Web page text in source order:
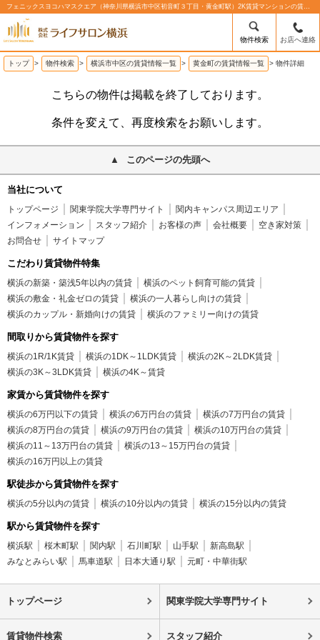
フェニックスヨコハマスクエア（神奈川県横浜市中区初音町３丁目・黄金町駅）2K賃貸マンションの賃貸物件情報%% | 株式会社ライフサロン横浜
物件検索 お店へ連絡
トップ > 物件検索 > 横浜市中区の賃貸情報一覧 > 黄金町の賃貸情報一覧 > 物件詳細
こちらの物件は掲載を終了しております。
条件を変えて、再度検索をお願いします。
このページの先頭へ
当社について
トップページ 関東学院大学専門サイト
関内キャンパス周辺エリア
インフォメーション
スタッフ紹介 お客様の声 会社概要
空き家対策
お問合せ
サイトマップ
こだわり賃貸物件特集
横浜の新築・築浅5年以内の賃貸
横浜のペット飼育可能の賃貸
横浜の敷金・礼金ゼロの賃貸
横浜の一人暮らし向けの賃貸
横浜のカップル・新婚向けの賃貸
横浜のファミリー向けの賃貸
間取りから賃貸物件を探す
横浜の1R/1K賃貸 横浜の1DK～1LDK賃貸
横浜の2K～2LDK賃貸
横浜の3K～3LDK賃貸
横浜の4K～賃貸
家賃から賃貸物件を探す
横浜の6万円以下の賃貸 横浜の6万円台の賃貸
横浜の7万円台の賃貸
横浜の8万円台の賃貸
横浜の9万円台の賃貸
横浜の10万円台の賃貸
横浜の11～13万円台の賃貸
横浜の13～15万円台の賃貸
横浜の16万円以上の賃貸
駅徒歩から賃貸物件を探す
横浜の5分以内の賃貸 横浜の10分以内の賃貸 横浜の15分以内の賃貸
駅から賃貸物件を探す
横浜駅 桜木町駅 関内駅 石川町駅 山手駅
新高島駅
みなとみらい駅
馬車道駅 日本大通り駅 元町・中華街駅
トップページ 関東学院大学専門サイト
賃貸物件検索 スタッフ紹介